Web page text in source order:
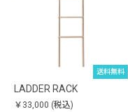
送料無料
LADDER RACK
￥33,000 (税込)